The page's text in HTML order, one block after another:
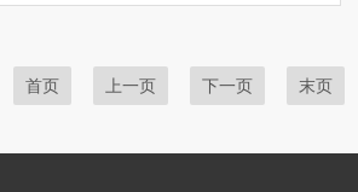
首页 上一页 下一页 末页